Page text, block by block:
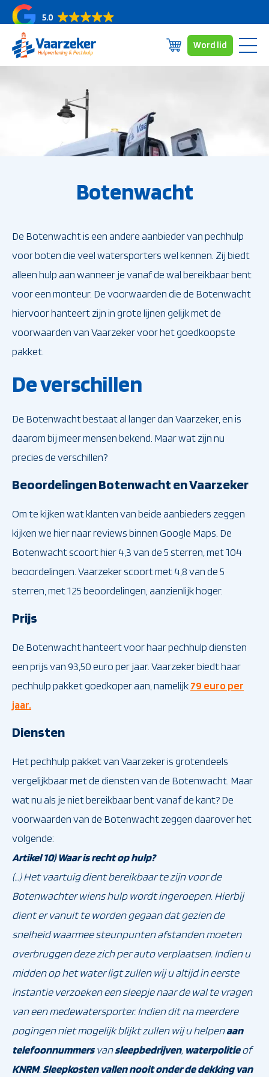
5.0
Skip
Abonnementen
Nieuws/blogs
Word lid
Botenwacht
De Botenwacht is een andere aanbieder van pechhulp
voor boten die veel watersporters wel kennen. Zij biedt
alleen hulp aan wanneer je vanaf de wal bereikbaar bent
voor een monteur. De voorwaarden die de Botenwacht
hiervoor hanteert zijn in grote lijnen gelijk met de
voorwaarden van Vaarzeker voor het goedkoopste
pakket.
De verschillen
De Botenwacht bestaat al langer dan Vaarzeker, en is
daarom bij meer mensen bekend. Maar wat zijn nu
precies de verschillen?
Beoordelingen Botenwacht en Vaarzeker
Om te kijken wat klanten van beide aanbieders zeggen
kijken we hier naar reviews binnen Google Maps. De
Botenwacht scoort hier 4,3 van de 5 sterren, met 104
beoordelingen. Vaarzeker scoort met 4,8 van de 5
sterren, met 125 beoordelingen, aanzienlijk hoger.
Prijs
De Botenwacht hanteert voor haar pechhulp diensten
een prijs van 93,50 euro per jaar. Vaarzeker biedt haar
pechhulp pakket goedkoper aan, namelijk79 euro per
jaar.
Diensten
Het pechhulp pakket van Vaarzeker is grotendeels
vergelijkbaar met de diensten van de Botenwacht. Maar
wat nu als je niet bereikbaar bent vanaf de kant? De
voorwaarden van de Botenwacht zeggen daarover het
volgende:
Artikel 10) Waar is recht op hulp?
(…) Het vaartuig dient bereikbaar te zijn voor de
Botenwachter wiens hulp wordt ingeroepen. Hierbij
dient er vanuit te worden gegaan dat gezien de
snelheid waarmee steunpunten afstanden moeten
overbruggen deze zich per auto verplaatsen. Indien u
midden op het water ligt zullen wij u altijd in eerste
instantie verzoeken een sleepje naar de wal te vragen
van een medewatersporter. Indien dit na meerdere
pogingen niet mogelijk blijkt zullen wij u helpenaan
telefoonnummersvansleepbedrijven, waterpolitieof
KNRM. Sleepkosten vallen nooit onder de dekking van